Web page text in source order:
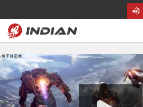
Magazín
Recenze